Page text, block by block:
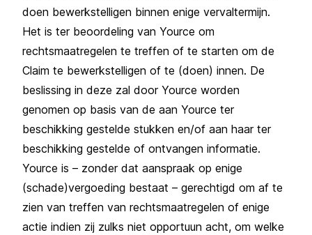
doen bewerkstelligen binnen enige vervaltermijn.
Het is ter beoordeling van Yource om
rechtsmaatregelen te treffen of te starten om de
Claim te bewerkstelligen of te (doen) innen. De
beslissing in deze zal door Yource worden
genomen op basis van de aan Yource ter
beschikking gestelde stukken en/of aan haar ter
beschikking gestelde of ontvangen informatie.
Yource is – zonder dat aanspraak op enige
(schade)vergoeding bestaat – gerechtigd om af te
zien van treffen van rechtsmaatregelen of enige
actie indien zij zulks niet opportuun acht, om welke